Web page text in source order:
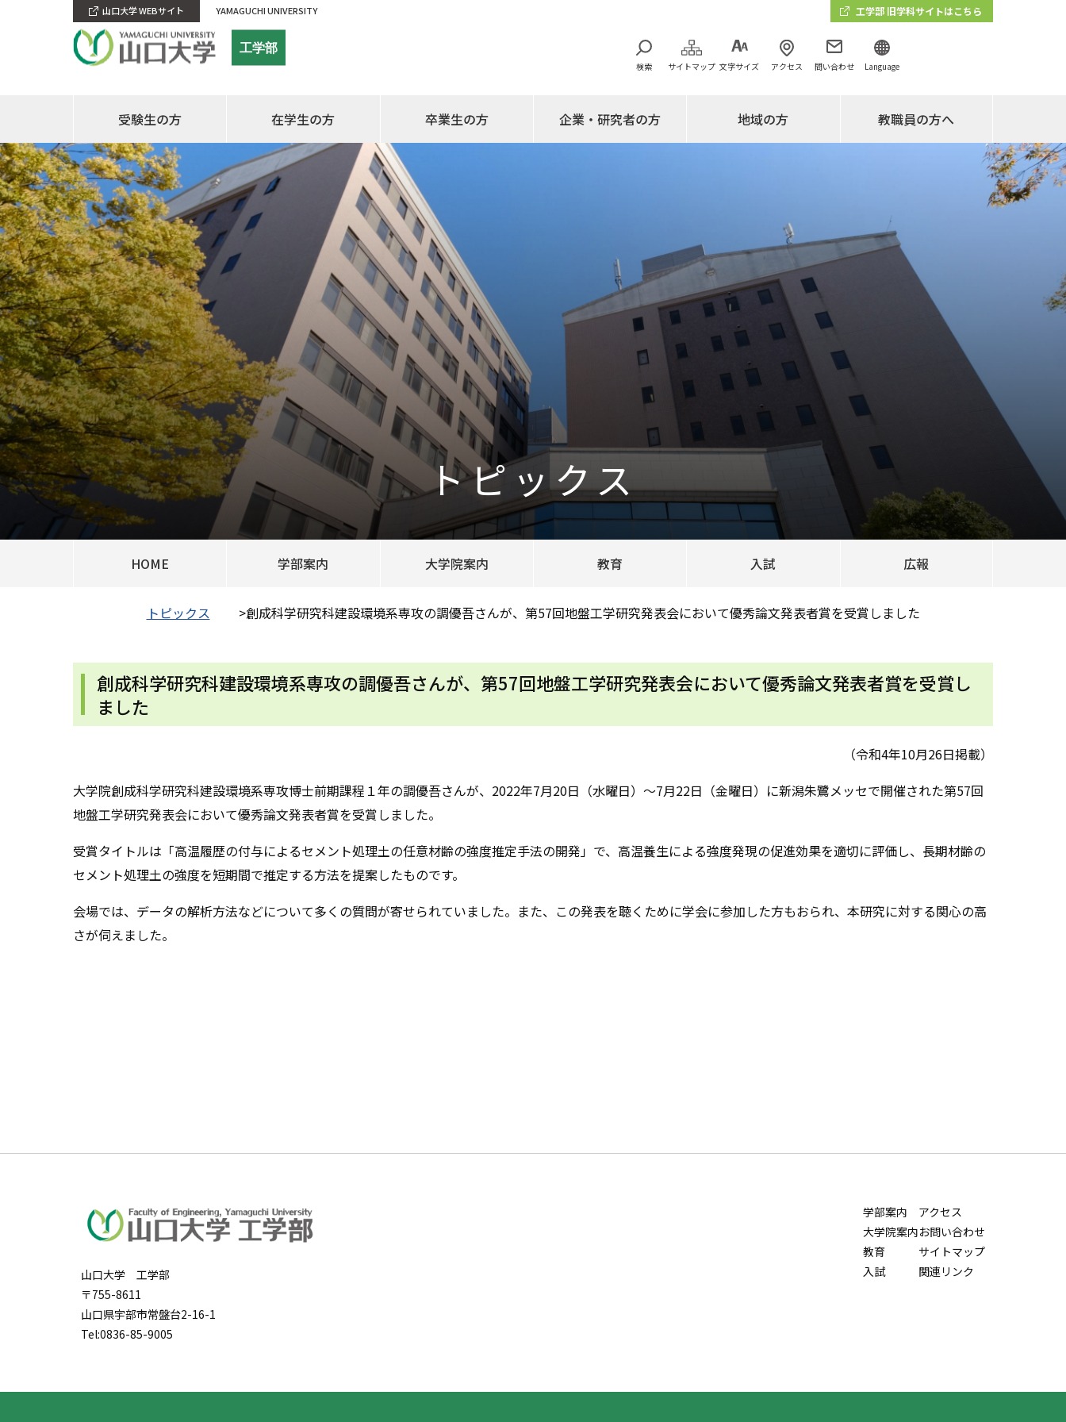
工学部
検索 サイトマップ 文字サイズ アクセス 問い合わせ Language
山口大学 WEBサイト YAMAGUCHI UNIVERSITY 工学部 旧学科サイトはこちら
受験生の方 在学生の方 卒業生の方 企業・研究者の方 地域の方 教職員の方へ
トピックス
HOME 学部案内 大学院案内 教育 入試 広報
トピックス >創成科学研究科建設環境系専攻の調優吾さんが、第57回地盤工学研究発表会において優秀論文発表者賞を受賞しました
創成科学研究科建設環境系専攻の調優吾さんが、第57回地盤工学研究発表会において優秀論文発表者賞を受賞し
ました
（令和4年10月26日掲載）
大学院創成科学研究科建設環境系専攻博士前期課程１年の調優吾さんが、2022年7月20日（水曜日）～7月22日（金曜日）に新潟朱鷺メッセで開催された第57回
地盤工学研究発表会において優秀論文発表者賞を受賞しました。
受賞タイトルは「高温履歴の付与によるセメント処理土の任意材齢の強度推定手法の開発」で、高温養生による強度発現の促進効果を適切に評価し、長期材齢の
セメント処理土の強度を短期間で推定する方法を提案したものです。
会場では、データの解析方法などについて多くの質問が寄せられていました。また、この発表を聴くために学会に参加した方もおられ、本研究に対する関心の高
さが伺えました。
山口大学 工学部
〒755-8611
山口県宇部市常盤台2-16-1
Tel:0836-85-9005
学部案内
大学院案内
教育
入試
アクセス
お問い合わせ
サイトマップ
関連リンク